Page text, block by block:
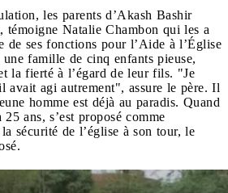
les parents d’Akash Bashir
témoigne Natalie Chambon qui les a
de ses fonctions pour l’Aide à l’Église
famille de cinq enfants pieuse,
la fierté à l’égard de leur fils. "Je
avait agi autrement", assure le père. Il
homme est déjà au paradis. Quand
ans, s’est proposé comme
sécurité de l’église à son tour, le